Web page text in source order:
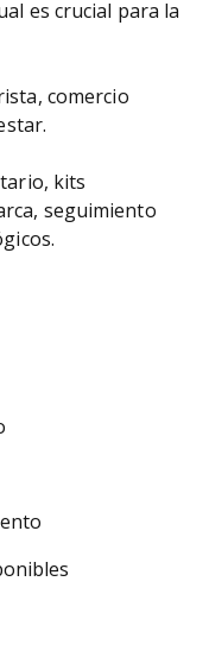
es crucial para la
comercio
kits
seguimiento